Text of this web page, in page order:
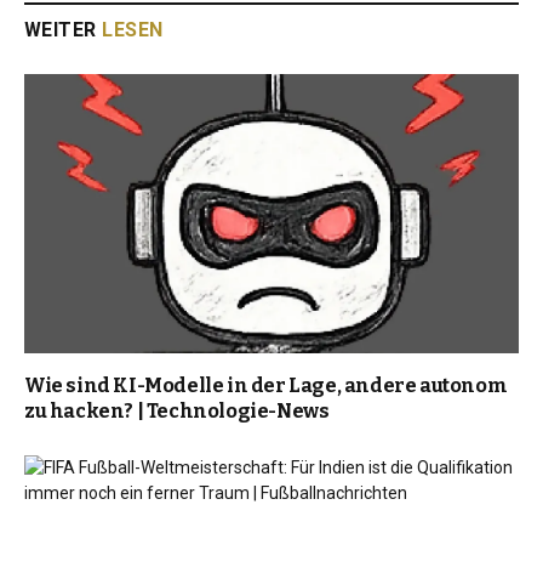
WEITER LESEN
Wie sind KI-Modelle in der Lage, andere autonom
zu hacken? | Technologie-News